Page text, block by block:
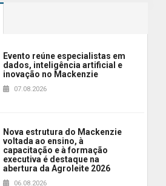
Evento reúne especialistas em
dados, inteligência artificial e
inovação no Mackenzie
07.08.2026
Nova estrutura do Mackenzie
voltada ao ensino, à
capacitação e à formação
executiva é destaque na
abertura da Agroleite 2026
06.08.2026